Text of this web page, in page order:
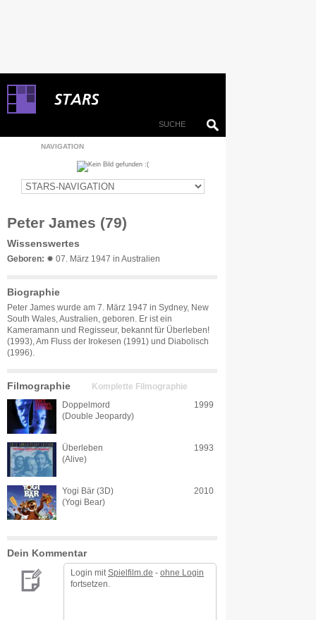
NAVIGATION
Peter James (79)
Wissenswertes
Geboren: ✹ 07. März 1947 in Australien
Biographie
Peter James wurde am 7. März 1947 in Sydney, New
South Wales, Australien, geboren. Er ist ein
Kameramann und Regisseur, bekannt für Überleben!
(1993), Am Fluss der Irokesen (1991) und Diabolisch
(1996).
Filmographie Komplette Filmographie
Doppelmord
(Double Jeopardy)
1999
Überleben
(Alive)
1993
Yogi Bär (3D)
(Yogi Bear)
2010
Dein Kommentar
Login mit Spielfilm.de - ohne Login
fortsetzen.